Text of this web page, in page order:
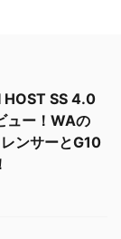
SS 4.0
ュー！WAの
ンサーとG10